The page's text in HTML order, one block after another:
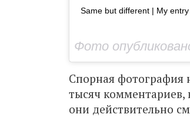
Same but different | My
Спорная фотография
тысяч комментариев,
они действительно